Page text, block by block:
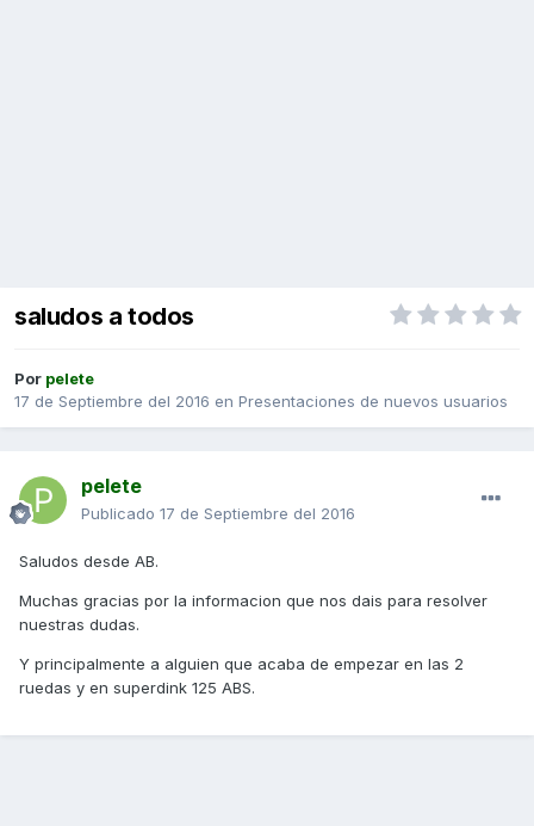
saludos a todos
Por pelete
17 de Septiembre del 2016 en Presentaciones de nuevos usuarios
pelete
Publicado 17 de Septiembre del 2016
Saludos desde AB.
Muchas gracias por la informacion que nos dais para resolver
nuestras dudas.
Y principalmente a alguien que acaba de empezar en las 2
ruedas y en superdink 125 ABS.